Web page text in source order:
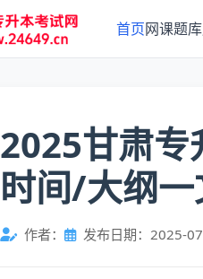
首页网课题库
2025甘肃专
时间/大纲
作者： 发布日期：2025-